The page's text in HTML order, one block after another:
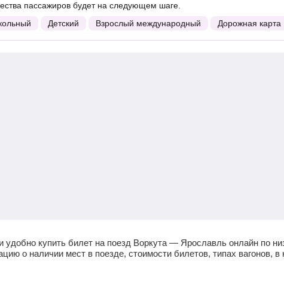
пассажиров будет на следующем шаге.
Детский Взрослый международный Дорожная карта
удобно купить билет на поезд Воркута — Ярославль онлайн по
о наличии мест в поезде, стоимости билетов, типах вагонов,